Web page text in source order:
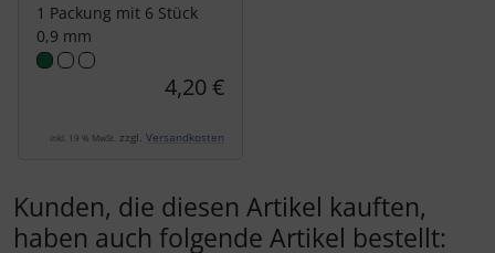
1 Packung mit 6 Stück
0,9 mm
4,20 €
inkl. 19 % MwSt. zzgl. Versandkosten
Kunden, die diesen Artikel kauften,
haben auch folgende Artikel bestellt: